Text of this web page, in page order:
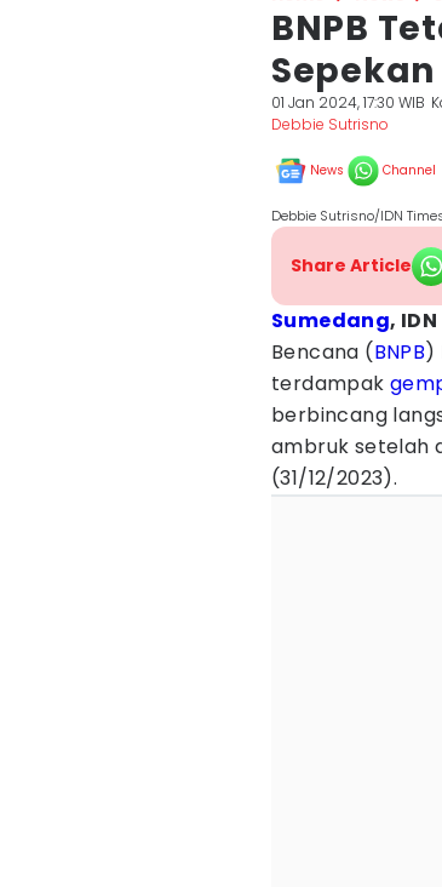
BNPB
01 Jan 2024, 17:30 WIB
Debbie Sutrisno
News Channel
Debbie Sutrisno/IDN
Share Article
Sumedang,
Bencana (BNPB)
terdampak
berbincang
ambruk setelah
(31/12/2023).